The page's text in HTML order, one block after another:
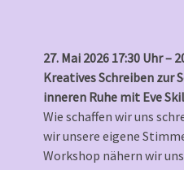
27. Mai 2026 17:30 Uhr –
Kreatives Schreiben zur
inneren Ruhe mit Eve
Wie schaffen wir uns
wir unsere eigene
Workshop nähern wir